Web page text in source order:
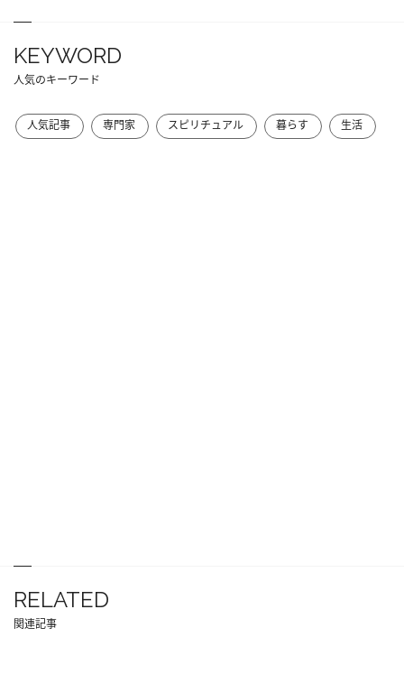
KEYWORD
人気のキーワード
人気記事 専門家 スピリチュアル 暮らす 生活
RELATED
関連記事